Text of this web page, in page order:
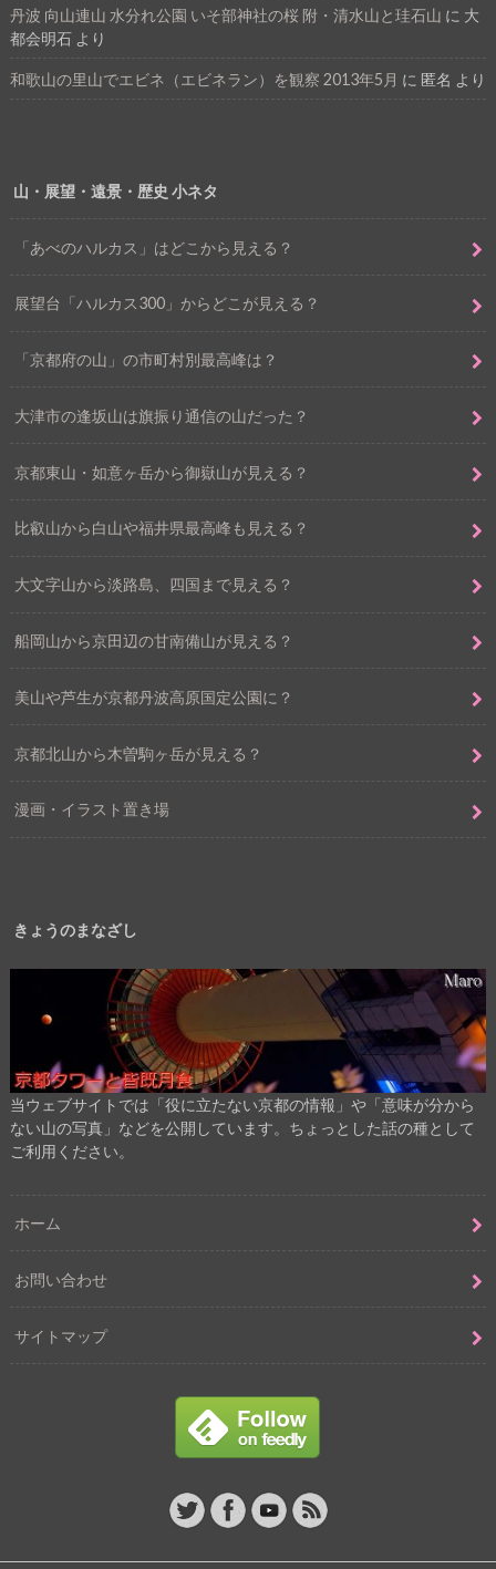
丹波 向山連山 水分れ公園 いそ部神社の桜 附・清水山と珪石山 に 大
都会明石より
和歌山の里山でエビネ（エビネラン）を観察 2013年5月 に 匿名 より
山・展望・遠景・歴史 小ネタ
「あべのハルカス」はどこから見える？
展望台「ハルカス300」からどこが見える？
「京都府の山」の市町村別最高峰は？
大津市の逢坂山は旗振り通信の山だった？
京都東山・如意ヶ岳から御嶽山が見える？
比叡山から白山や福井県最高峰も見える？
大文字山から淡路島、四国まで見える？
船岡山から京田辺の甘南備山が見える？
美山や芦生が京都丹波高原国定公園に？
京都北山から木曽駒ヶ岳が見える？
漫画・イラスト置き場
きょうのまなざし
当ウェブサイトでは「役に立たない京都の情報」や「意味が分から
ない山の写真」などを公開しています。ちょっとした話の種として
ご利用ください。
ホーム
お問い合わせ
サイトマップ